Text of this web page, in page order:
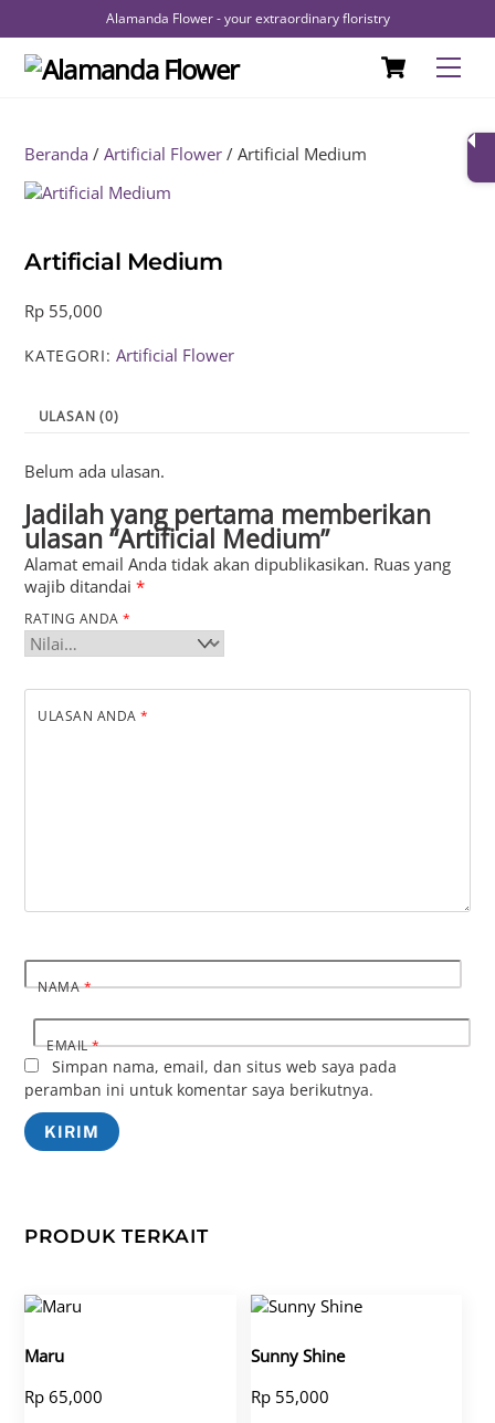
Alamanda Flower - your extraordinary floristry
Cart
Beranda /Artificial Flower / Artificial Medium
Artificial Medium
Rp 55,000
KATEGORI:Artificial Flower
ULASAN (0)
Belum ada ulasan.
Jadilah yang pertama memberikan
ulasan “Artificial Medium”
Alamat email Anda tidak akan dipublikasikan. Ruas yang
wajib ditandai*
RATING ANDA*
ULASAN ANDA*
NAMA*
EMAIL*
Simpan nama, email, dan situs web saya pada
peramban ini untuk komentar saya berikutnya.
PRODUK TERKAIT
Maru
Rp 65,000
Sunny Shine
Rp55,000